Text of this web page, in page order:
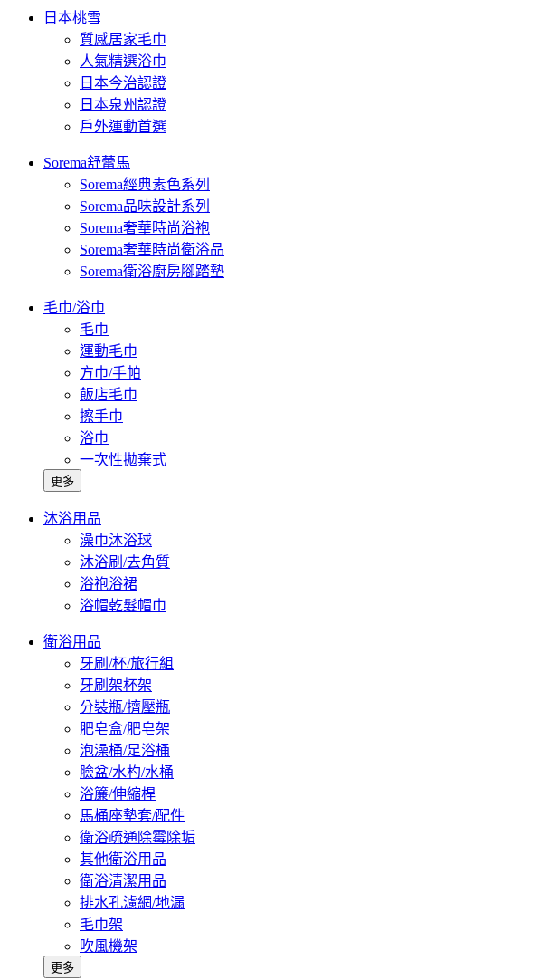
日本桃雪
質感居家毛巾
人氣精選浴巾
日本今治認證
日本泉州認證
戶外運動首選
Sorema舒蕾馬
Sorema經典素色系列
Sorema品味設計系列
Sorema奢華時尚浴袍
Sorema奢華時尚衛浴品
Sorema衛浴廚房腳踏墊
毛巾/浴巾
毛巾
運動毛巾
方巾/手帕
飯店毛巾
擦手巾
浴巾
一次性拋棄式
更多
沐浴用品
澡巾沐浴球
沐浴刷/去角質
浴袍浴裙
浴帽乾髮帽巾
衛浴用品
牙刷/杯/旅行組
牙刷架杯架
分裝瓶/擠壓瓶
肥皂盒/肥皂架
泡澡桶/足浴桶
臉盆/水杓/水桶
浴簾/伸縮桿
馬桶座墊套/配件
衛浴疏通除霉除垢
其他衛浴用品
衛浴清潔用品
排水孔濾網/地漏
毛巾架
吹風機架
更多